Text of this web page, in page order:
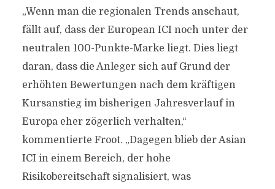
„Wenn man die regionalen Trends anschaut,
fällt auf, dass der European ICI noch unter der
neutralen 100-Punkte-Marke liegt. Dies liegt
daran, dass die Anleger sich auf Grund der
erhöhten Bewertungen nach dem kräftigen
Kursanstieg im bisherigen Jahresverlauf in
Europa eher zögerlich verhalten,“
kommentierte Froot. „Dagegen blieb der Asian
ICI in einem Bereich, der hohe
Risikobereitschaft signalisiert, was